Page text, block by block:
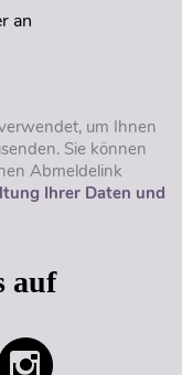
an
um Ihnen
Sie können
Abmeldelink
Ihrer Daten und
auf